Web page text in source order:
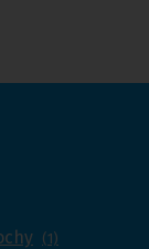
(1)